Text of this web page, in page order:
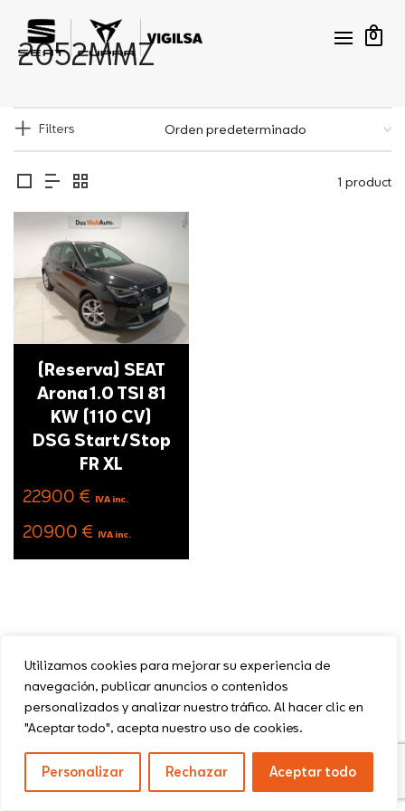
Utilizamos cookies para mejorar su experiencia de
navegación, publicar anuncios o contenidos
personalizados y analizar nuestro tráfico. Al hacer clic en
"Aceptar todo", acepta nuestro uso de cookies.
Personalizar Rechazar Aceptar todo
0
2052MMZ
Filters
1 product
(Reserva) SEAT
Arona 1.0 TSI 81
KW (110 CV)
DSG Start/Stop
FR XL
22900 € IVA inc.
20900 € IVA inc.
Política de privacidad
Aviso legal
Política de cookies
Términos y condiciones